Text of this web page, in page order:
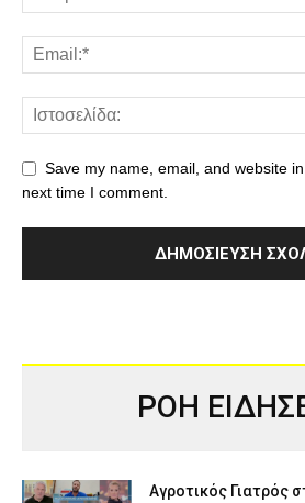
Save my name, email, and website
next time I comment.
ΡΟΗ
Αγροτικός Γιατρός